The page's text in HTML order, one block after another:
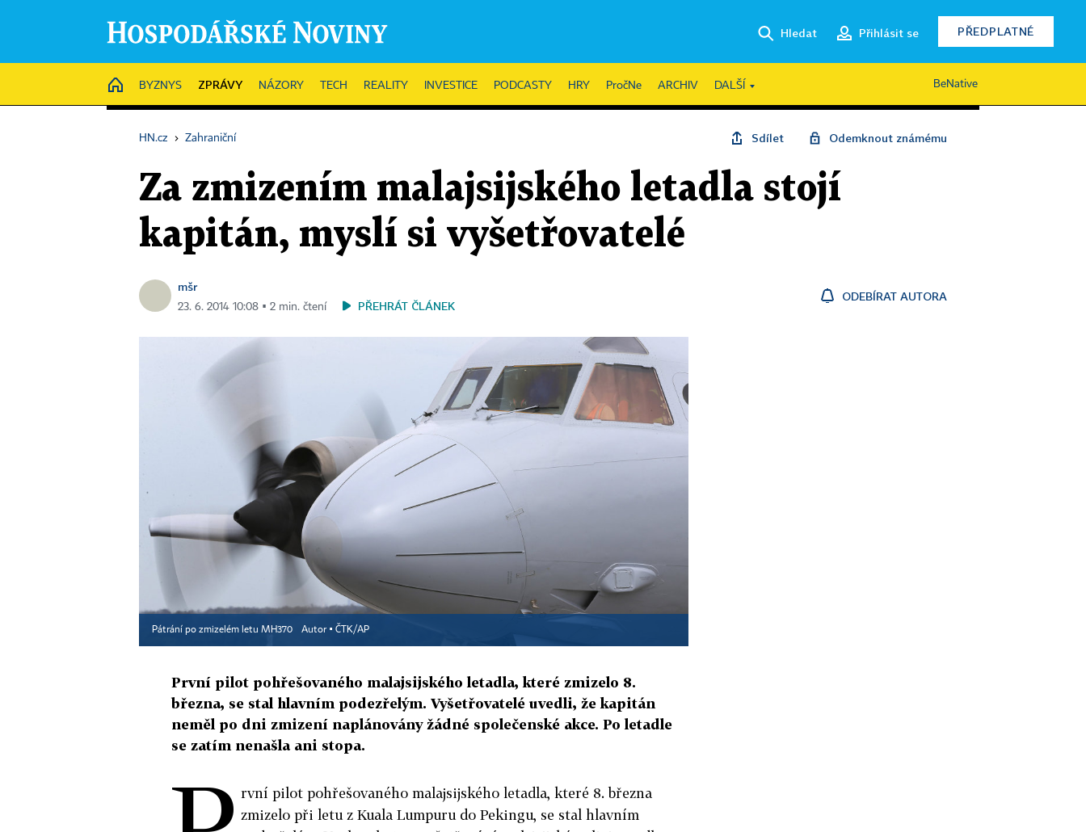
Hledat Přihlásit se PŘEDPLATNÉ
HOME
BYZNYS ZPRÁVY NÁZORY TECH REALITY INVESTICE PODCASTY HRY PročNe ARCHIV DALŠÍ BeNative
HN.cz › Zahraniční Sdílet Odemknout známému
Za zmizením malajsijského letadla stojí
kapitán, myslí si vyšetřovatelé
mšr
23. 6. 2014 10:08 ▪ 2 min. čtení PŘEHRÁT ČLÁNEK
ODEBÍRAT AUTORA
Pátrání po zmizelém letu MH370 Autor ▪ ČTK/AP
První pilot pohřešovaného malajsijského letadla, které zmizelo 8.
března, se stal hlavním podezřelým. Vyšetřovatelé uvedli, že kapitán
neměl po dni zmizení naplánovány žádné společenské akce. Po letadle
se zatím nenašla ani stopa.
rvní pilot pohřešovaného malajsijského letadla, které 8. března
zmizelo při letu z Kuala Lumpuru do Pekingu, se stal hlavním